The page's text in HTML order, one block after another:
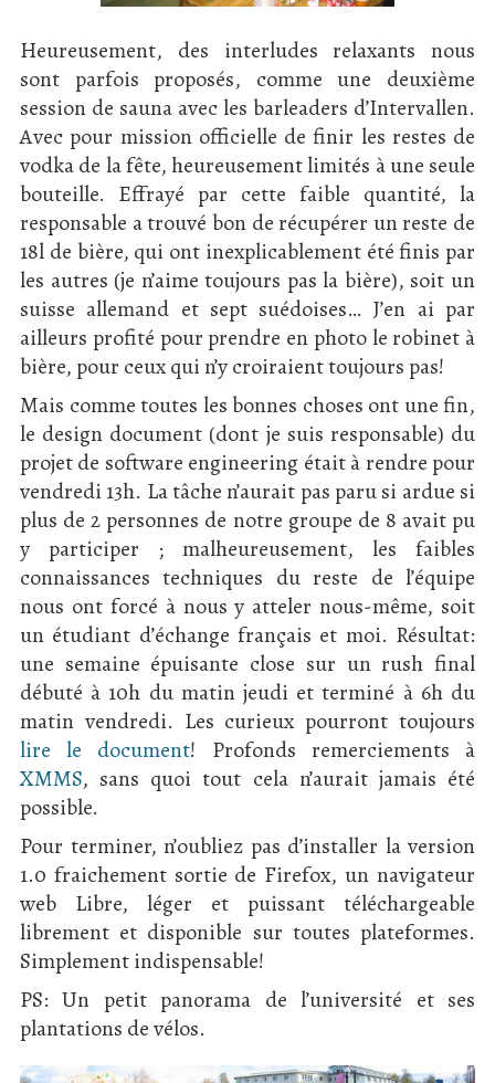
Heureusement, des interludes relaxants nous
sont parfois proposés, comme une deuxième
session de sauna avec les barleaders d’Intervallen.
Avec pour mission officielle de finir les restes de
vodka de la fête, heureusement limités à une seule
bouteille. Effrayé par cette faible quantité, la
responsable a trouvé bon de récupérer un reste de
18l de bière, qui ont inexplicablement été finis par
les autres (je n’aime toujours pas la bière), soit un
suisse allemand et sept suédoises… J’en ai par
ailleurs profité pour prendre en photo le robinet à
bière, pour ceux qui n’y croiraient toujours pas!
Mais comme toutes les bonnes choses ont une fin,
le design document (dont je suis responsable) du
projet de software engineering était à rendre pour
vendredi 13h. La tâche n’aurait pas paru si ardue si
plus de 2 personnes de notre groupe de 8 avait pu
y participer ; malheureusement, les faibles
connaissances techniques du reste de l’équipe
nous ont forcé à nous y atteler nous-même, soit
un étudiant d’échange français et moi. Résultat:
une semaine épuisante close sur un rush final
débuté à 10h du matin jeudi et terminé à 6h du
matin vendredi. Les curieux pourront toujours
lire le document! Profonds remerciements à
XMMS, sans quoi tout cela n’aurait jamais été
possible.
Pour terminer, n’oubliez pas d’installer la version
1.0 fraichement sortie de Firefox, un navigateur
web Libre, léger et puissant téléchargeable
librement et disponible sur toutes plateformes.
Simplement indispensable!
PS: Un petit panorama de l’université et ses
plantations de vélos.